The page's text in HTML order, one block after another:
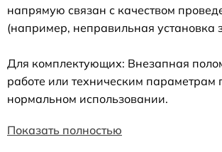
напрямую связан с качеством
(например, неправильная установка
Для комплектующих: Внезапная
работе или техническим параметрам
нормальном использовании.
Показать полностью